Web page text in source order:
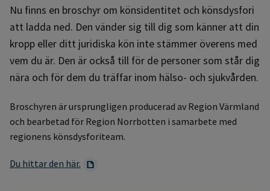
Nu finns en broschyr om könsidentitet och könsdysfori
att ladda ned. Den vänder sig till dig som känner att din
kropp eller ditt juridiska kön inte stämmer överens med
vem du är. Den är också till för de personer som står dig
nära och för dem du träffar inom hälso- och sjukvården.
Broschyren är ursprungligen producerad av Region Värmland
och bearbetad för Region Norrbotten i samarbete med
regionens könsdysforiteam.
Du hittar den här.